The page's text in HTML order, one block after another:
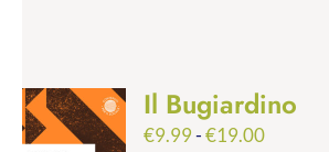
Il Bugiardino
€9.99-€19.00Fascia